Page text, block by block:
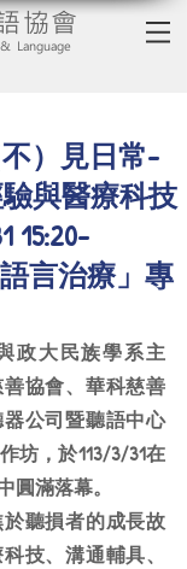
協會
Language
不）見日常-
與醫療科技
15:20-
言治療」專
政大民族學系主
協會、華科慈善
公司暨聽語中心
坊，於113/3/31在
圓滿落幕。
聽損者的成長故
技、溝通輔具、